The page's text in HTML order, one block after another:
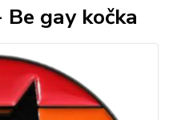
gay kočka